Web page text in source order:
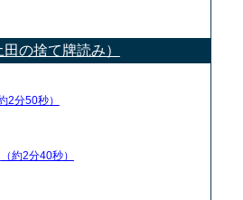
の捨て牌読み）
2分50秒）
（約2分40秒）